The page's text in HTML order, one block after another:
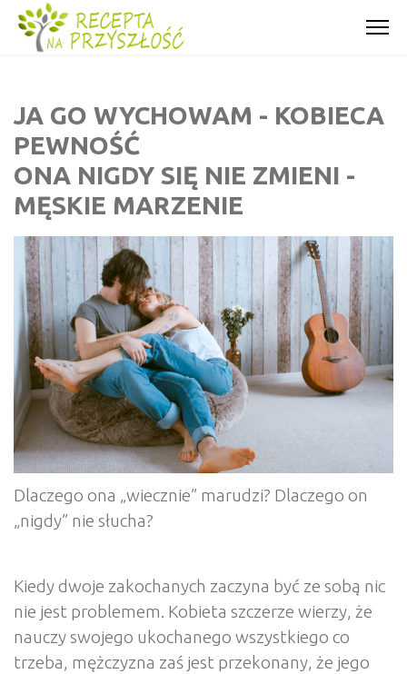
JA GO WYCHOWAM - KOBIECA
PEWNOŚĆ
ONA NIGDY SIĘ NIE ZMIENI -
MĘSKIE MARZENIE
Dlaczego ona „wiecznie” marudzi? Dlaczego on
„nigdy” nie słucha?
Kiedy dwoje zakochanych zaczyna być ze sobą nic
nie jest problemem. Kobieta szczerze wierzy, że
nauczy swojego ukochanego wszystkiego co
trzeba, mężczyzna zaś jest przekonany, że jego